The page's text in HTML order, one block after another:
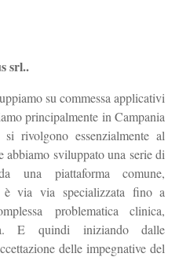
srl..
su commessa applicativi
principalmente in Campania
rivolgono essenzialmente al
abbiamo sviluppato una serie di
una piattaforma comune,
è via via specializzata fino a
problematica clinica,
E quindi iniziando dalle
delle impegnative del